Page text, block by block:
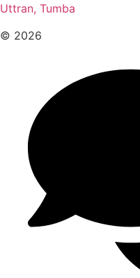
Uttran, Tumba
© 2026